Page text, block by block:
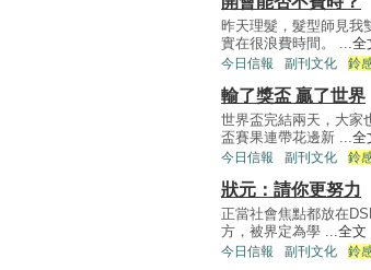
昨天理髮，髮型師見我
實在很浪費時間。 ...全
今日信報 副刊文化 鈴
輸了獎盃 贏了世界
世界盃完結兩天，大家
盃賽果連帶花邊新 ...全
今日信報 副刊文化 鈴
狀元：請你更努力
正當社會焦點都放在
方，被界定為學 ...全文
今日信報 副刊文化 鈴